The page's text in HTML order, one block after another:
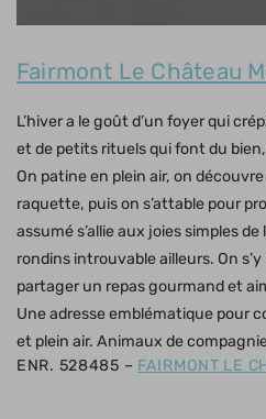
Fairmont Le Château
L’hiver a le goût d’un foyer qui
et de petits rituels qui font du
On patine en plein air, on
raquette, puis on s’attable pour
assumé s’allie aux joies simples
rondins introuvable ailleurs. On
partager un repas gourmand et
Une adresse emblématique pour
et plein air. Animaux de
ENR. 528485 – FAIRMONT LE